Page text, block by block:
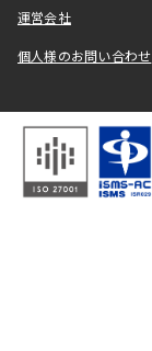
運営会社
個人様のお問い合わせ